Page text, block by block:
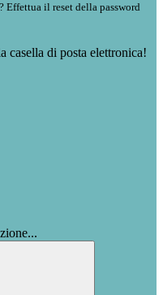
Effettua il reset della password
casella di posta elettronica!